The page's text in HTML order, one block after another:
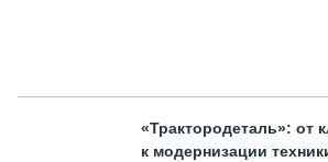
«Трактородеталь»: от
к модернизации